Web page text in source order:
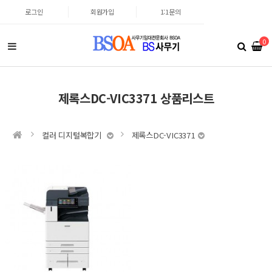
로그인 회원가입 1:1문의
0
제록스DC-VIC3371 상품리스트
컬러 디지털복합기 제록스DC-VIC3371